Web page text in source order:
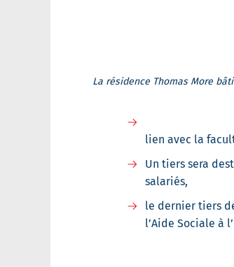
La résidence Thomas More
lien avec la
Un tiers sera
salariés,
le dernier tiers
l’Aide Sociale à